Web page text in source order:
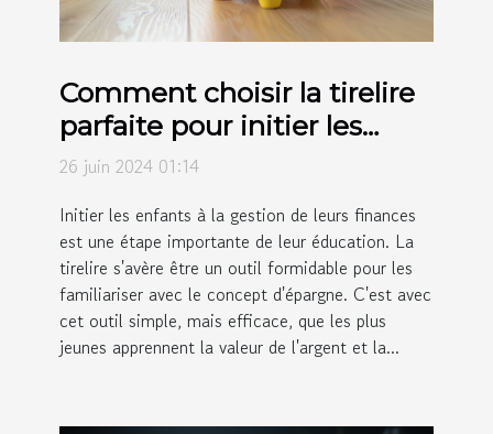
Comment choisir la tirelire
parfaite pour initier les
enfants à l'épargne
26 juin 2024 01:14
Initier les enfants à la gestion de leurs finances
est une étape importante de leur éducation. La
tirelire s'avère être un outil formidable pour les
familiariser avec le concept d'épargne. C'est avec
cet outil simple, mais efficace, que les plus
jeunes apprennent la valeur de l'argent et la...